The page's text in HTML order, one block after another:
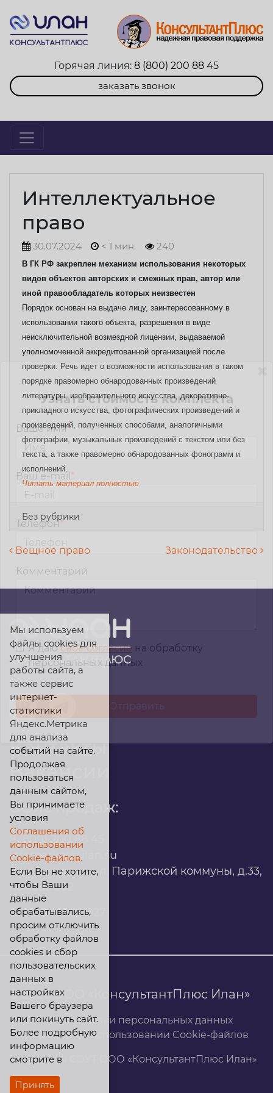
Горячая линия: 8 (800) 200 88 45
заказать звонок
Интеллектуальное
право
30.07.2024 < 1 мин. 240
В ГК РФ закреплен механизм использования некоторых
видов объектов авторских и смежных прав, автор или
иной правообладатель которых неизвестен
Порядок основан на выдаче лицу, заинтересованному в
использовании такого объекта, разрешения в виде
неисключительной возмездной лицензии, выдаваемой
уполномоченной аккредитованной организацией после
проверки. Речь идет о возможности использования в таком
порядке правомерно обнародованных произведений
литературы, изобразительного искусства, декоративно-
прикладного искусства, фотографических произведений и
произведений, полученных способами, аналогичными
фотографии, музыкальных произведений с текстом или без
текста, а также правомерно обнародованных фонограмм и
исполнений.
Читать материал полностью
Без рубрики
Навигация по записям
Вещное право Законодательство
Контакты
Вакансии
Офис продаж:
infomarket@ilan.su
г. Красноярск, ул. Парижской коммуны, д.33,
помещ. 302
ИНН: 2465263327
© 2026 ООО «КонсультантПлюс Илан»
Политика обработки персональных данных
Соглашение об использовании Cookie-файлов
Результаты СОУТ ООО «КонсультантПлюс Илан»
Узнать стоимость комплекта
Ваше имя*
Ваш e-mail *
Телефон*
Комментарий
Я даюсвое согласие на обработку
персональных данных
Мы используем
файлы cookies для
улучшения
работы сайта, а
также сервис
интернет-
статистики
Яндекс.Метрика
для анализа
событий на сайте.
Продолжая
пользоваться
данным сайтом,
Вы принимаете
условия
Соглашения об
использовании
Cookie-файлов.
Если Вы не хотите,
чтобы Ваши
данные
обрабатывались,
просим отключить
обработку файлов
cookies и сбор
пользовательских
данных в
настройках
Вашего браузера
или покинуть сайт.
Более подробную
информацию
смотрите в
Принять